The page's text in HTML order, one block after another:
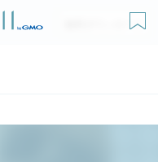
無料ダウンロード